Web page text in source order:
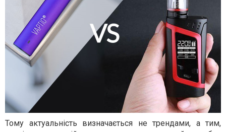
Тому актуальність визначається не трендами, а тим,